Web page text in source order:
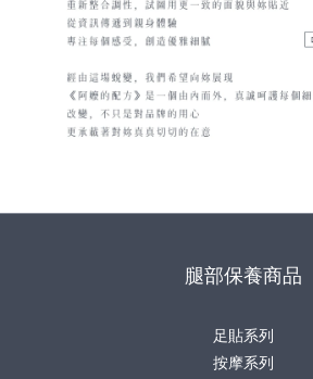
腿部保養商品
足貼系列
按摩系列